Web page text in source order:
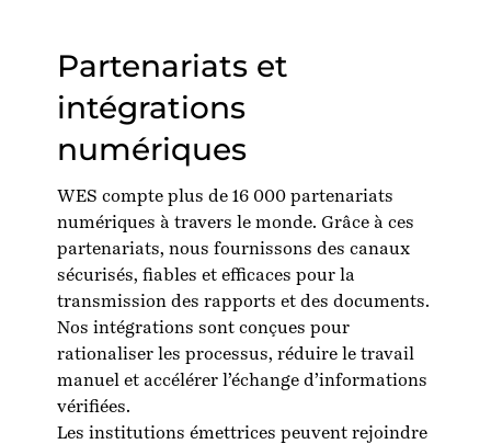
Partenariats et
intégrations
numériques
WES compte plus de 16 000 partenariats
numériques à travers le monde. Grâce à ces
partenariats, nous fournissons des canaux
sécurisés, fiables et efficaces pour la
transmission des rapports et des documents.
Nos intégrations sont conçues pour
rationaliser les processus, réduire le travail
manuel et accélérer l’échange d’informations
vérifiées.
Les institutions émettrices peuvent rejoindre